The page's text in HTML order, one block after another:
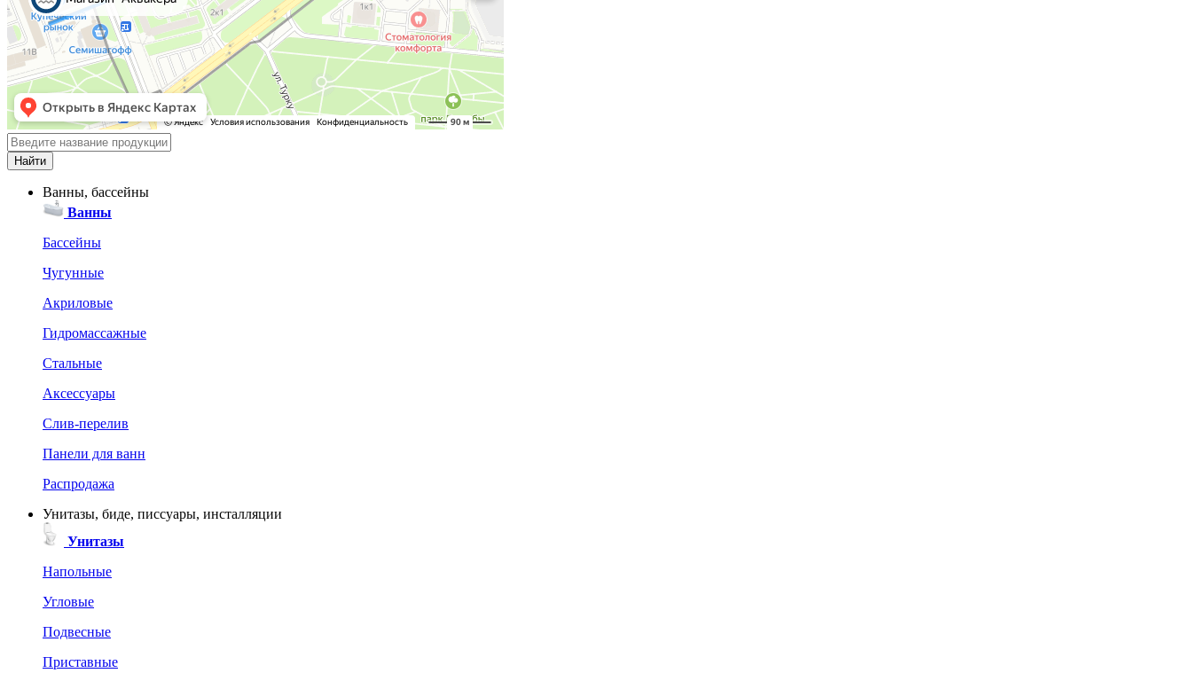
Ванны, бассейны
Ванны
Бассейны
Чугунные
Акриловые
Гидромассажные
Стальные
Аксессуары
Слив-перелив
Панели для ванн
Распродажа
Унитазы, биде, писсуары, инсталляции
Унитазы
Напольные
Угловые
Подвесные
Приставные